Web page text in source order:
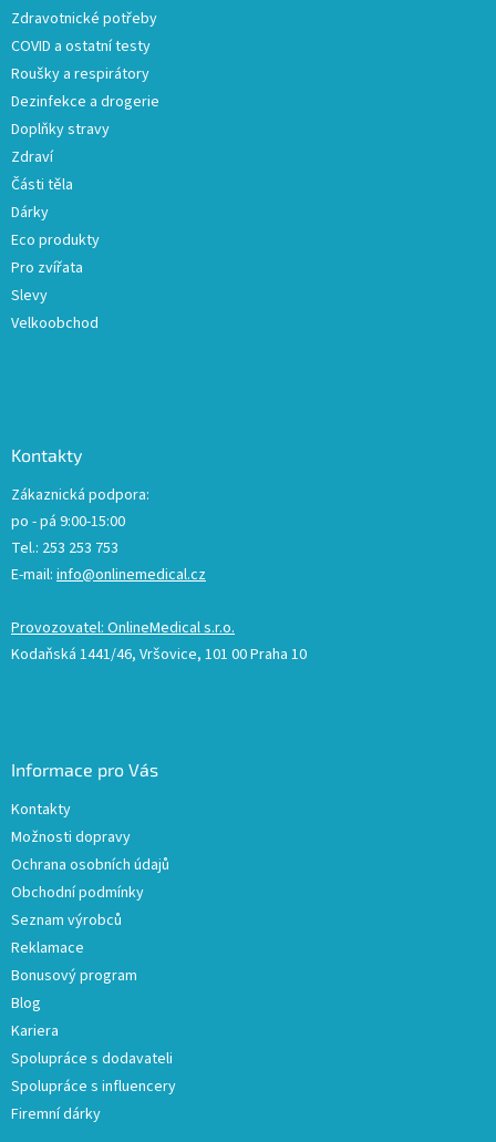
Zdravotnické potřeby
COVID a ostatní testy
Roušky a respirátory
Dezinfekce a drogerie
Doplňky stravy
Zdraví
Části těla
Dárky
Eco produkty
Pro zvířata
Slevy
Velkoobchod
Kontakty
Zákaznická podpora:
po - pá 9:00-15:00
Tel.: 253 253 753
E-mail: info@onlinemedical.cz
Provozovatel: OnlineMedical s.r.o.
Kodaňská 1441/46, Vršovice, 101 00 Praha 10
Informace pro Vás
Kontakty
Možnosti dopravy
Ochrana osobních údajů
Obchodní podmínky
Seznam výrobců
Reklamace
Bonusový program
Blog
Kariera
Spolupráce s dodavateli
Spolupráce s influencery
Firemní dárky